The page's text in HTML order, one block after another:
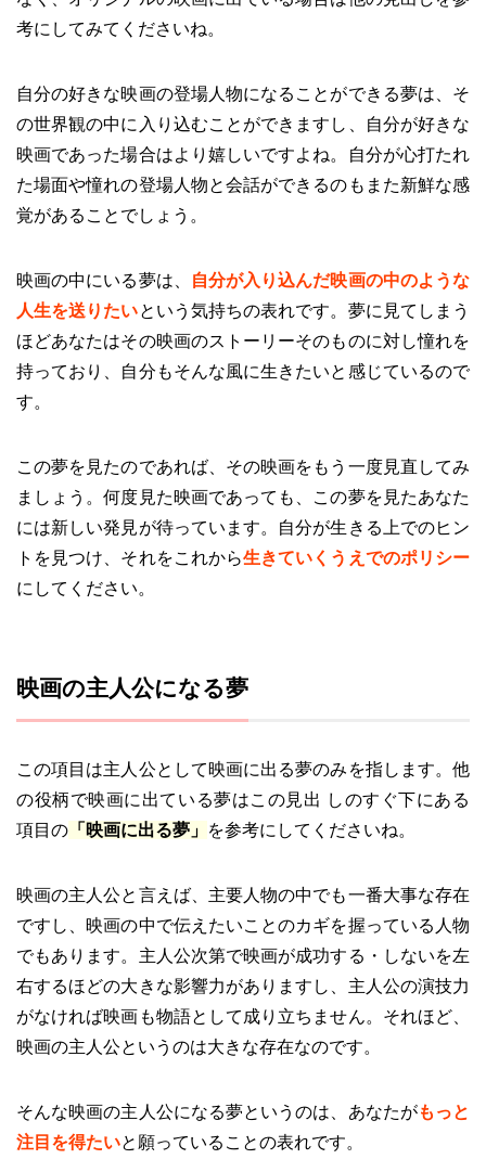
考にしてみてくださいね。
自分の好きな映画の登場人物になることができる夢は、そ
の世界観の中に入り込むことができますし、自分が好きな
映画であった場合はより嬉しいですよね。自分が心打たれ
た場面や憧れの登場人物と会話ができるのもまた新鮮な感
覚があることでしょう。
映画の中にいる夢は、
自分が入り込んだ映画の中のような
人生を送りたいという気持ちの表れです。夢に見てしまう
ほどあなたはその映画のストーリーそのものに対し憧れを
持っており、自分もそんな風に生きたいと感じているので
す。
この夢を見たのであれば、その映画をもう一度見直してみ
ましょう。何度見た映画であっても、この夢を見たあなた
には新しい発見が待っています。自分が生きる上でのヒン
トを見つけ、それをこれから生きていくうえでのポリシー
にしてください。
映画の主人公になる夢
この項目は主人公として映画に出る夢のみを指します。他
の役柄で映画に出ている夢はこの見出 しのすぐ下にある
項目の 「映画に出る夢」 を参考にしてくださいね。
映画の主人公と言えば、主要人物の中でも一番大事な存在
ですし、映画の中で伝えたいことのカギを握っている人物
でもあります。主人公次第で映画が成功する・しないを左
右するほどの大きな影響力がありますし、主人公の演技力
がなければ映画も物語として成り立ちません。それほど、
映画の主人公というのは大きな存在なのです。
そんな映画の主人公になる夢というのは、あなたがもっと
注目を得たいと願っていることの表れです。